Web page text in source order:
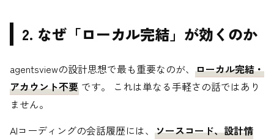
2. なぜ「ローカル完結」が効くのか
agentsviewの設計思想で最も重要なのが、 ローカル完結・
アカウント不要 です。 これは単なる手軽さの話ではあり
ません。
AIコーディングの会話履歴には、 ソースコード、設計情